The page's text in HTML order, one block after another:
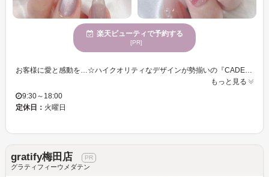
楽天ビューティで予約する
[PR]
お客様に愛と感動を…☆ハイクオリティなデザインが勢揃いの『CADENAS』☆ ベースフォルムからArt・トップコーティングまでこだわり抜いた技術を提供してくれます！ CADENASのQoaラインとは何か。 Qoa（コア）とは、queen、optimistic、aglowを代表する言葉から、「意識⾼く素敵に輝く」といった意味が込められ誕生しました。 CADENASのこれまでのこだわり抜いた技術力に加え、 シンプルだからこそ奥深いワンカラー、グラデーションや、マグネットネイル。 Qoaは、ぷるっと奥行きがあり水の中で輝くような、仕上げトップコーティングをさせていただきます。 ひと月という期間をゲスト様と共にウキウキ過ごしていただけるよう心を込めてお仕上げいたします。 全てのスタッフがネイリスト技能検定1級～サロンワーク10年以上経験の豊富な技術者ですので 安心してお手元をお任せ下さいませ！ ネイルを通じて心から笑顔でハッピーに♪
もっと見る
9:30～18:00
定休日： 火曜日
gratify梅田店
グラティフィーウメダテン